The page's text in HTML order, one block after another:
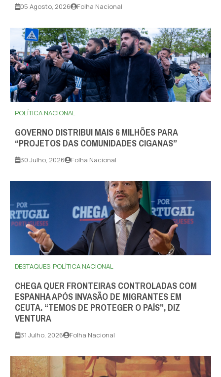
05 Agosto, 2026 Folha Nacional
POLÍTICA NACIONAL
GOVERNO DISTRIBUI MAIS 6 MILHÕES PARA
“PROJETOS DAS COMUNIDADES CIGANAS”
30 Julho, 2026 Folha Nacional
DESTAQUES POLÍTICA NACIONAL
CHEGA QUER FRONTEIRAS CONTROLADAS COM
ESPANHA APÓS INVASÃO DE MIGRANTES EM
CEUTA. “TEMOS DE PROTEGER O PAÍS”, DIZ
VENTURA
31 Julho, 2026 Folha Nacional